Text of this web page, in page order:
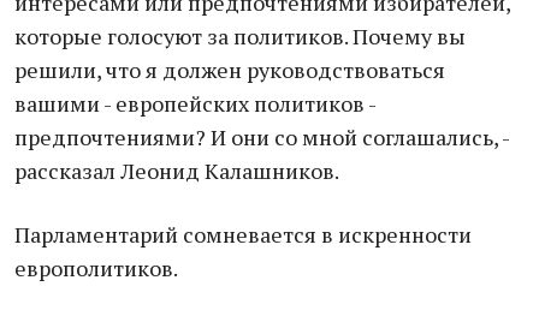
которые голосуют за политиков. Почему вы
решили, что я должен руководствоваться
вашими - европейских политиков -
предпочтениями? И они со мной соглашались, -
рассказал Леонид Калашников.
Парламентарий сомневается в искренности
европолитиков.